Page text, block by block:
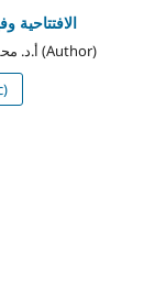
الافتتاحية
أ.د. محمد شعبان أبوعين (Author)